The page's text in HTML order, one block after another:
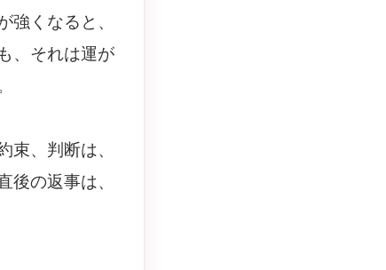
強くなると、
、それは運が
束、判断は、
後の返事は、